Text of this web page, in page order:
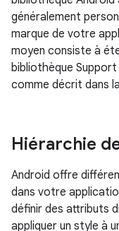
généralement
marque de votre
moyen consiste à
bibliothèque
comme décrit dans
Hiérarchie
Android offre
dans votre
définir des attributs
appliquer un style à